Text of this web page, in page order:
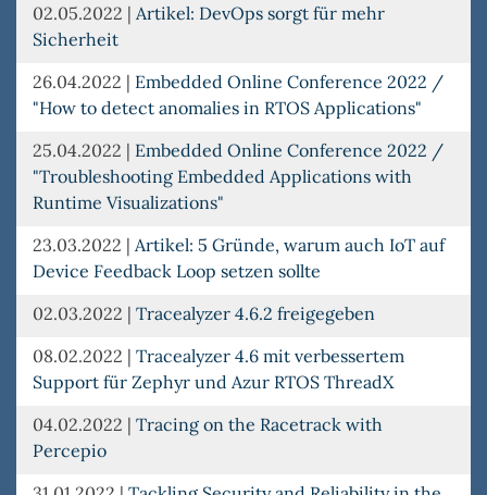
02.05.2022 | Artikel: DevOps sorgt für mehr
Sicherheit
26.04.2022 | Embedded Online Conference 2022 /
"How to detect anomalies in RTOS Applications"
25.04.2022 | Embedded Online Conference 2022 /
"Troubleshooting Embedded Applications with
Runtime Visualizations"
23.03.2022 | Artikel: 5 Gründe, warum auch IoT auf
Device Feedback Loop setzen sollte
02.03.2022 | Tracealyzer 4.6.2 freigegeben
08.02.2022 | Tracealyzer 4.6 mit verbessertem
Support für Zephyr und Azur RTOS ThreadX
04.02.2022 | Tracing on the Racetrack with
Percepio